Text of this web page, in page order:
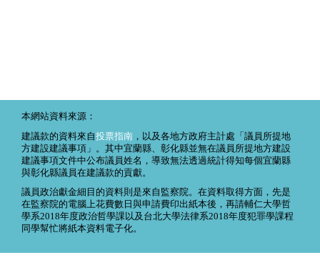
本網站資料來源：
建議款的資料來自投票指南 ，以及各地方政府主計處「議員所提地
方建設建議事項」。其中宜蘭縣、彰化縣並無在議員所提地方建設
建議事項文件中公布議員姓名，導致無法透過統計得知每個宜蘭縣
與彰化縣議員在建議款的貢獻。
議員政治獻金細目的資料則是來自監察院。在資料取得方面，先是
在監察院的電腦上花費數日與申請費印出紙本後，再請輔仁大學哲
學系2018年度政治哲學課以及台北大學法律系2018年度犯罪學課程
同學幫忙將紙本資料電子化。